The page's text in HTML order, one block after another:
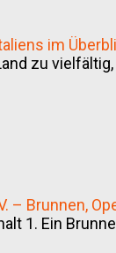
im
zu vielfältig,
– Brunnen,
1. Ein